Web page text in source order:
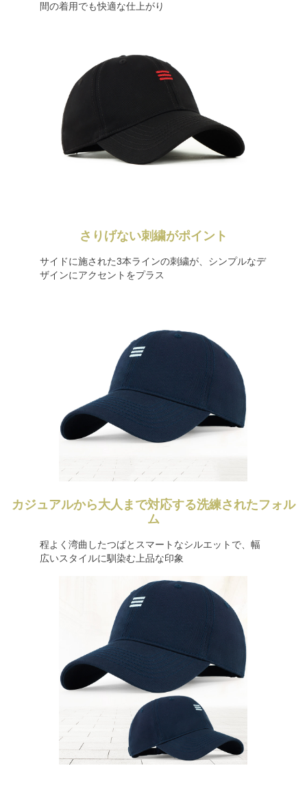
間の着用でも快適な仕上がり
さりげない刺繍がポイント
サイドに施された3本ラインの刺繍が、シンプルなデ
ザインにアクセントをプラス
カジュアルから大人まで対応する洗練されたフォル
ム
程よく湾曲したつばとスマートなシルエットで、幅
広いスタイルに馴染む上品な印象